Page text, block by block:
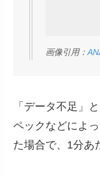
画像引用：
「データ不足」
ペックなどによ
た場合で、1分あ